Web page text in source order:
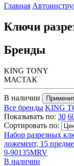
Главная
Ключи
Бренды
KING TONY
МАСТАК
В наличии
Все бренды KING
Показывать по: 30
Сортировать по:
Набор разрезных
ложемент, 15
9-90135MRV
В наличии